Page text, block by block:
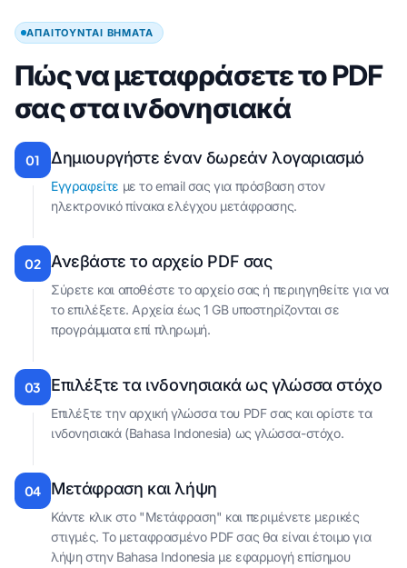
ΑΠΑΙΤΟΎΝΤΑΙ ΒΉΜΑΤΑ
Πώς να μεταφράσετε το PDF
σας στα ινδονησιακά
01 Δημιουργήστε έναν δωρεάν λογαριασμό
Εγγραφείτε με το email σας για πρόσβαση στον
ηλεκτρονικό πίνακα ελέγχου μετάφρασης.
02 Ανεβάστε το αρχείο PDF σας
Σύρετε και αποθέστε το αρχείο σας ή περιηγηθείτε για να
το επιλέξετε. Αρχεία έως 1 GB υποστηρίζονται σε
προγράμματα επί πληρωμή.
03 Επιλέξτε τα ινδονησιακά ως γλώσσα στόχο
Επιλέξτε την αρχική γλώσσα του PDF σας και ορίστε τα
ινδονησιακά (Bahasa Indonesia) ως γλώσσα-στόχο.
04 Μετάφραση και λήψη
Κάντε κλικ στο "Μετάφραση" και περιμένετε μερικές
στιγμές. Το μεταφρασμένο PDF σας θα είναι έτοιμο για
λήψη στην Bahasa Indonesia με εφαρμογή επίσημου